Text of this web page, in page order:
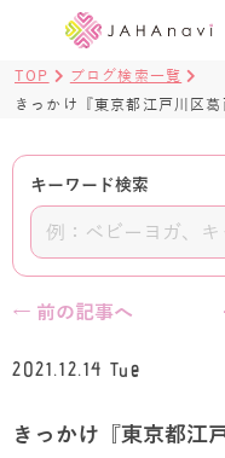
TOP
ブログ検索一覧
きっかけ『東京都江戸川区
キーワード検索
← 前の記事へ
2021.12.14 Tue
きっかけ『東京都江